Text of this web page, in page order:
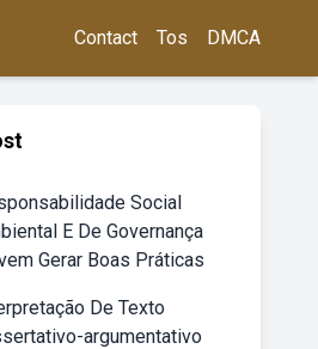
Contact Tos DMCA
Social
E De Governança
Gerar Boas Práticas
De Texto
argumentativo